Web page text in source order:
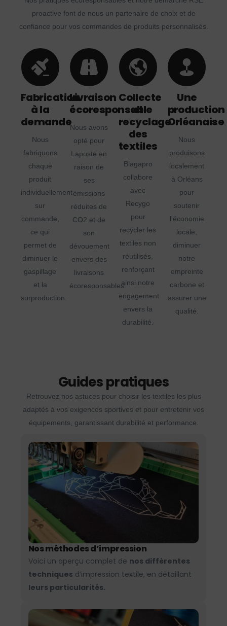
proactive font de nous un partenaire de choix et de
confiance pour vos commandes de produits personnalisés.
Fabrication
à la
demande
Nous
fabriquons
chaque
produit
individuellement
sur
commande,
ce qui
permet de
diminuer le
gaspillage
et la
surproduction.
Livraison
écoresponsable
Nous avons
opté pour
Laposte en
raison de
ses
émissions
réduites de
CO2 et de
son
dévouement
envers des
livraisons
écoresponsables.
Collecte
et
recyclage
des
textiles
Blagapro
collabore
avec
Recygo
pour
recycler les
textiles non
réutilisés,
renforçant
ainsi notre
engagement
envers la
durabilité.
Une
production
Orléanaise
Nous
produisons
localement
à Orléans
pour
soutenir
l'économie
locale,
diminuer
notre
empreinte
carbone et
assurer une
qualité.
Guides pratiques
Retrouvez nos astuces pour choisir les textiles les plus
adaptés à vos exigences sportives et pour entretenir vos
équipements, garantissant durabilité et performance.
Nos méthodes d’impression
Voici un aperçu complet de nos différentes
techniques d’impression textile, en détaillant
leurs particularités.